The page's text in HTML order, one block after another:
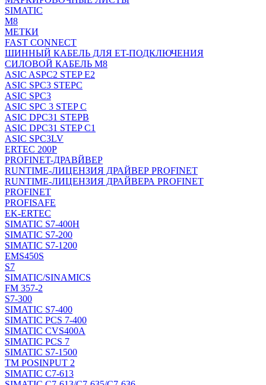
SIMATIC
M8
МЕТКИ
FAST CONNECT
ШИННЫЙ КАБЕЛЬ ДЛЯ ET-ПОДКЛЮЧЕНИЯ
СИЛОВОЙ КАБЕЛЬ M8
ASIC ASPC2 STEP E2
ASIC SPC3 STEPC
ASIC SPC3
ASIC SPC 3 STEP C
ASIC DPC31 STEPB
ASIC DPC31 STEP C1
ASIC SPC3LV
ERTEC 200P
PROFINET-ДРАВЙВЕР
RUNTIME-ЛИЦЕНЗИЯ ДРАЙВЕР PROFINET
RUNTIME-ЛИЦЕНЗИЯ ДРАЙВЕРА PROFINET
PROFINET
PROFISAFE
EK-ERTEC
SIMATIC S7-400H
SIMATIC S7-200
SIMATIC S7-1200
EMS450S
S7
SIMATIC/SINAMICS
FM 357-2
S7-300
SIMATIC S7-400
SIMATIC PCS 7-400
SIMATIC CVS400A
SIMATIC PCS 7
SIMATIC S7-1500
TM POSINPUT 2
SIMATIC C7-613